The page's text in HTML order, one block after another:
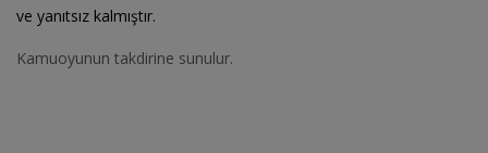
ve yanıtsız kalmıştır.
Kamuoyunun takdirine sunulur.